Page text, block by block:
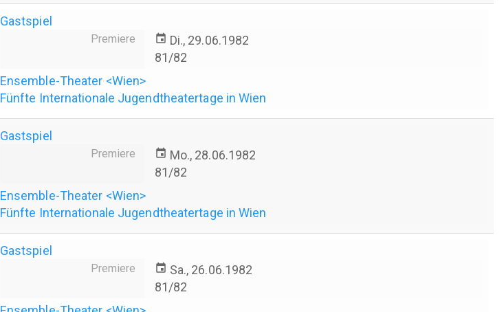
Gastspiel
Premiere event Di., 29.06.1982
81/82
Ensemble-Theater <Wien>
Fünfte Internationale Jugendtheatertage in Wien
Gastspiel
Premiere event Mo., 28.06.1982
81/82
Ensemble-Theater <Wien>
Fünfte Internationale Jugendtheatertage in Wien
Gastspiel
Premiere event Sa., 26.06.1982
81/82